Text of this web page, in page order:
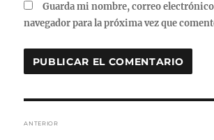
Guarda mi nombre, correo electrónico
navegador para la próxima vez que
Navegación de entradas
ANTERIOR